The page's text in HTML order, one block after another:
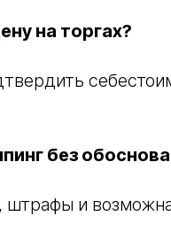
на торгах?
без
штрафы и